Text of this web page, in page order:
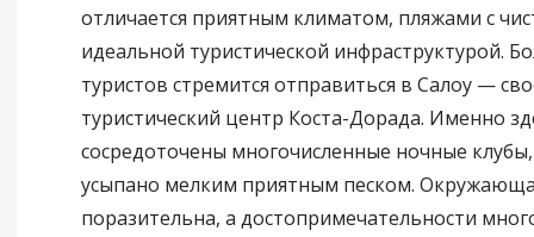
отличается приятным климатом, пляжами с
идеальной туристической инфраструктурой.
туристов стремится отправиться в Салоу —
туристический центр Коста-Дорада. Именно
сосредоточены многочисленные ночные
усыпано мелким приятным песком.
поразительна, а достопримечательности